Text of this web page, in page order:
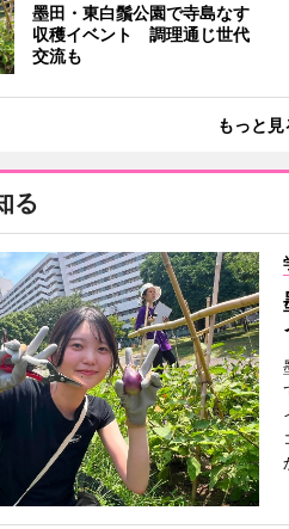
墨田・東白鬚公園で寺島なす
収穫イベント 調理通じ世代
交流も
もっと見
る